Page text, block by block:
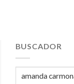
BUSCADOR